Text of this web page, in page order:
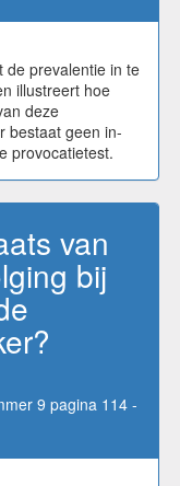
de prevalentie in te
illustreert hoe
deze
bestaat geen in-
provocatietest.
van
bij
9 pagina 114 -